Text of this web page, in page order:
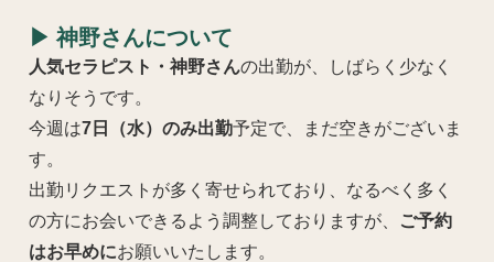
▶ 神野さんについて
人気セラピスト・神野さんの出勤が、しばらく少なく
なりそうです。
今週は7日（水）のみ出勤予定で、まだ空きがございま
す。
出勤リクエストが多く寄せられており、なるべく多く
の方にお会いできるよう調整しておりますが、
ご予約
はお早めにお願いいたします。